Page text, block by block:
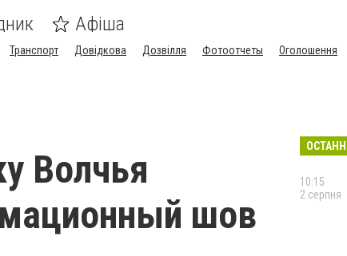
Афіша
Транспорт Довідкова Дозвілля Фотоотчеты
Оголошення
Волчья
шов
10:15
2 серпня